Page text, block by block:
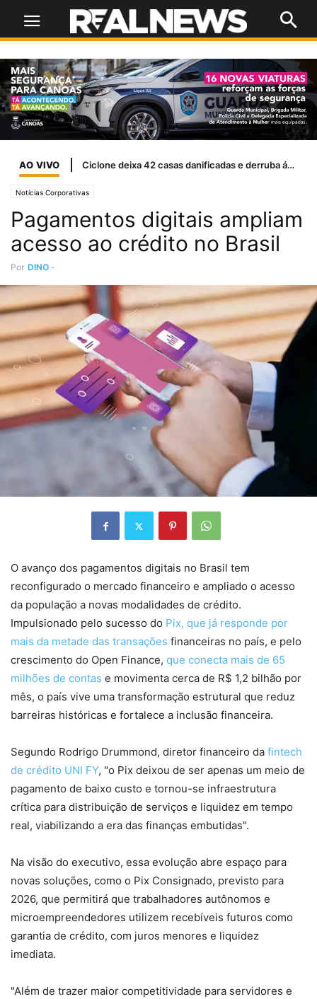
AO VIVO Alerta médico: O uso indiscriminado de canetas emagrecedoras por jovens
Notícias Corporativas
Pagamentos digitais ampliam
acesso ao crédito no Brasil
Por DINO -
O avanço dos pagamentos digitais no Brasil tem
reconfigurado o mercado financeiro e ampliado o acesso
da população a novas modalidades de crédito.
Impulsionado pelo sucesso do Pix, que já responde por
mais da metade das transações financeiras no país, e pelo
crescimento do Open Finance, que conecta mais de 65
milhões de contas e movimenta cerca de R$ 1,2 bilhão por
mês, o país vive uma transformação estrutural que reduz
barreiras históricas e fortalece a inclusão financeira.
Segundo Rodrigo Drummond, diretor financeiro da fintech
de crédito UNI FY, "o Pix deixou de ser apenas um meio de
pagamento de baixo custo e tornou-se infraestrutura
crítica para distribuição de serviços e liquidez em tempo
real, viabilizando a era das finanças embutidas".
Na visão do executivo, essa evolução abre espaço para
novas soluções, como o Pix Consignado, previsto para
2026, que permitirá que trabalhadores autônomos e
microempreendedores utilizem recebíveis futuros como
garantia de crédito, com juros menores e liquidez
imediata.
"Além de trazer maior competitividade para servidores e